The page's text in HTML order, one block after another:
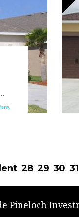
,
28 29 30 31
Pineloch